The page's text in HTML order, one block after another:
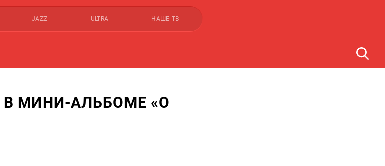
JAZZ ULTRA НАШЕ ТВ
МИНИ-АЛЬБОМЕ «О